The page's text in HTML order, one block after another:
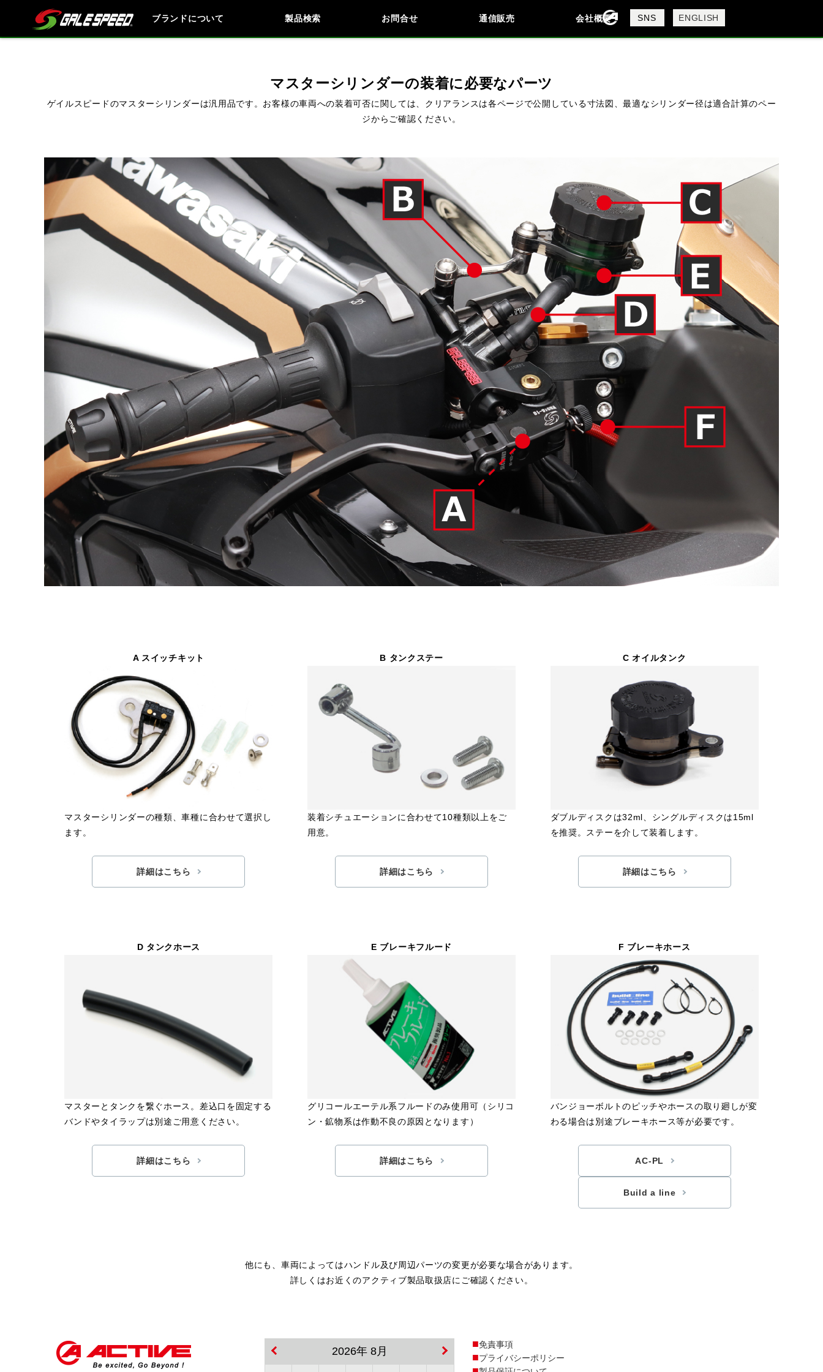
ブランドについて 製品検索 お問合せ 通信販売 会社概要
会社概要
採用情報
SNS ENGLISH
閉じる
マスターシリンダーの装着に必要なパーツ
ゲイルスピードのマスターシリンダーは汎用品です。お客様の車両への装着可否に関しては、クリアランスは各ページで公開している寸法図、最適なシリンダー径は適合計算のペー
ジからご確認ください。
A スイッチキット
マスターシリンダーの種類、車種に合わせて選択し
ます。
詳細はこちら
B タンクステー
装着シチュエーションに合わせて10種類以上をご
用意。
詳細はこちら
C オイルタンク
ダブルディスクは32ml、シングルディスクは15ml
を推奨。ステーを介して装着します。
詳細はこちら
D タンクホース
マスターとタンクを繋ぐホース。差込口を固定する
バンドやタイラップは別途ご用意ください。
詳細はこちら
E ブレーキフルード
グリコールエーテル系フルードのみ使用可（シリコ
ン・鉱物系は作動不良の原因となります）
詳細はこちら
F ブレーキホース
バンジョーボルトのピッチやホースの取り廻しが変
わる場合は別途ブレーキホース等が必要です。
AC-PL
Build a line
他にも、車両によってはハンドル及び周辺パーツの変更が必要な場合があります。
詳しくはお近くのアクティブ製品取扱店にご確認ください。
2026年 8月
免責事項
プライバシーポリシー